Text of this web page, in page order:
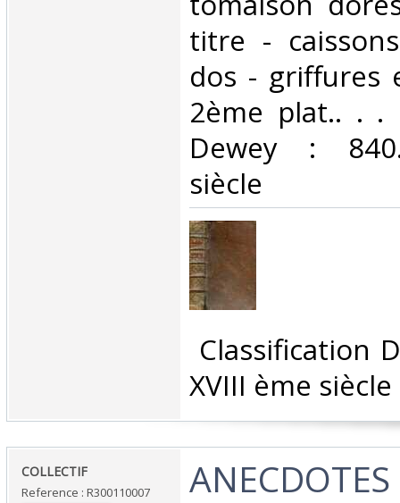
titre -
dos - griffures
2ème plat.. . .
Dewey :
siècle‎
Classification
XVIII ème siècle‎
‎COLLECTIF‎
Reference : R300110007
‎ANECDOTES